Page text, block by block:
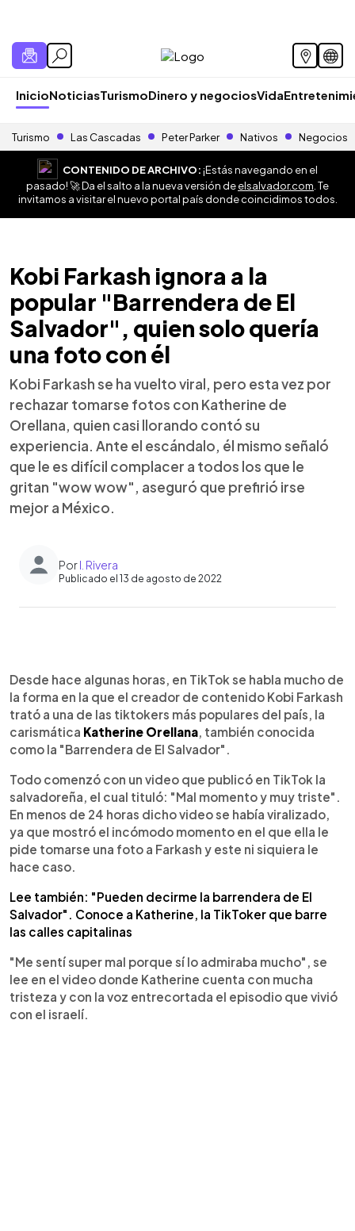
InicioNoticiasTurismoDinero y negociosVida
Turismo Las Cascadas Peter Parker Nativos Negocios
CONTENIDO DE ARCHIVO:¡Estás navegando en el
pasado! 🚀 Da el salto a la nueva versión deelsalvador.com . Te
invitamos a visitar el nuevo portal país donde coincidimos todos.
Kobi Farkash ignora a la
popular "Barrendera de El
Salvador", quien solo quería
una foto con él
Kobi Farkash se ha vuelto viral, pero esta vez por
rechazar tomarse fotos con Katherine de
Orellana, quien casi llorando contó su
experiencia. Ante el escándalo, él mismo señaló
que le es difícil complacer a todos los que le
gritan "wow wow", aseguró que prefirió irse
mejor a México.
PorI. Rivera
Publicado el 13 de agosto de 2022
► Escuchar artículo
Desde hace algunas horas, en TikTok se habla mucho de
la forma en la que el creador de contenido Kobi Farkash
trató a una de las tiktokers más populares del país, la
carismática Katherine Orellana, también conocida
como la "Barrendera de El Salvador".
Todo comenzó con un video que publicó en TikTok la
salvadoreña, el cual tituló: "Mal momento y muy triste".
En menos de 24 horas dicho video se había viralizado,
ya que mostró el incómodo momento en el que ella le
pide tomarse una foto a Farkash y este ni siquiera le
hace caso.
Lee también: "Pueden decirme la barrendera de El
Salvador". Conoce a Katherine, la TikToker que barre
las calles capitalinas
"Me sentí super mal porque sí lo admiraba mucho", se
lee en el video donde Katherine cuenta con mucha
tristeza y con la voz entrecortada el episodio que vivió
con el israelí.